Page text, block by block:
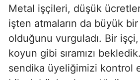
Metal işçileri, düşük
işten atmaların da büyük
olduğunu vurguladı. Bir işçi,
koyun gibi sıramızı
sendika üyeliğimizi kontrol